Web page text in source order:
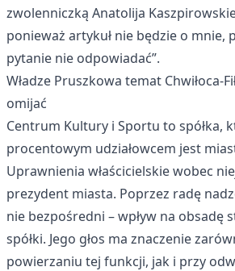
zwolenniczką Anatolija
ponieważ artykuł nie będzie o mnie,
pytanie nie odpowiadać”.
Władze Pruszkowa temat Chwiłoca-
omijać
Centrum Kultury i Sportu to spółka,
procentowym udziałowcem jest
Uprawnienia właścicielskie wobec
prezydent miasta. Poprzez radę
nie bezpośredni – wpływ na obsadę
spółki. Jego głos ma znaczenie
powierzaniu tej funkcji, jak i przy